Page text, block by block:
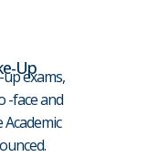
Up
exams,
-face and